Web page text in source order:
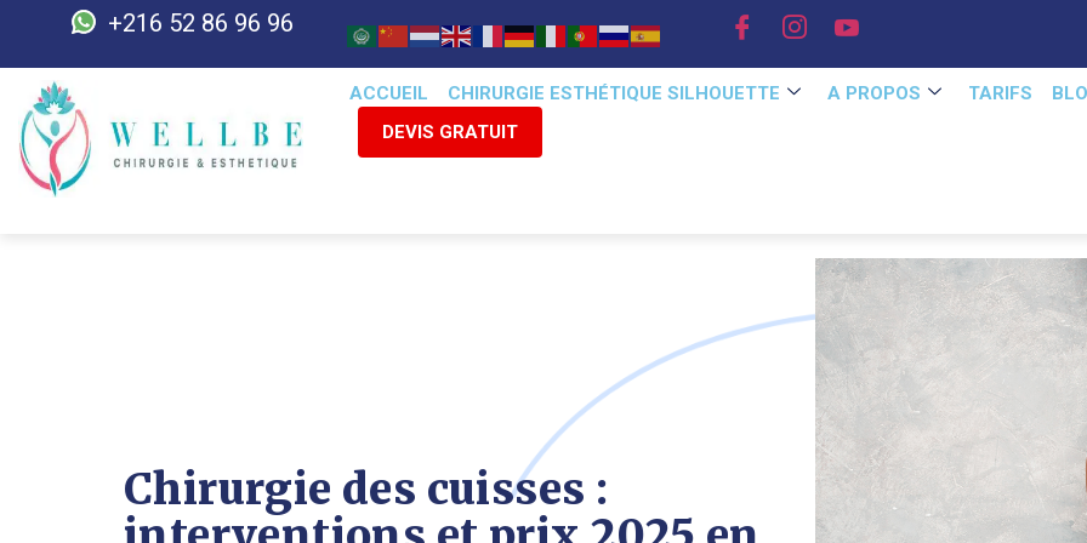
+216 52 86 96 96
ACCUEIL CHIRURGIE ESTHÉTIQUE SILHOUETTE A PROPOS TARIFS
DEVIS GRATUIT
Chirurgie des cuisses :